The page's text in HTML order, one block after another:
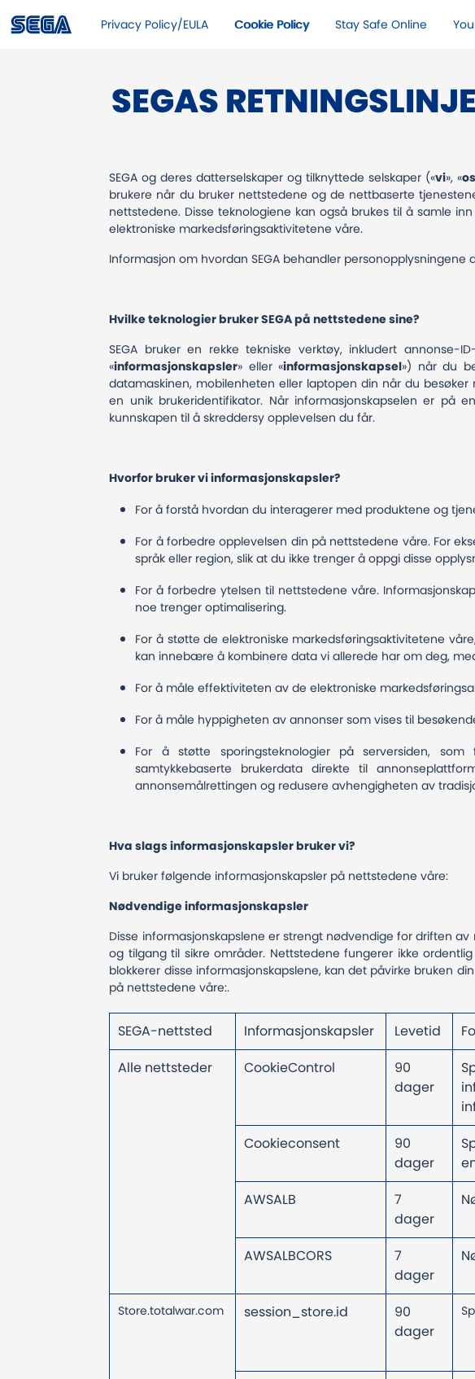
Privacy Policy/EULA Cookie Policy Stay Safe Online​
SEGAS
SEGA og deres datterselskaper og tilknyttede selskaper («vi», «
brukere når du bruker nettstedene og de nettbaserte
nettstedene. Disse teknologiene kan også brukes til å samle
elektroniske markedsføringsaktivitetene våre.
Informasjon om hvordan SEGA behandler
Hvilke teknologier bruker SEGA på nettstedene sine?
SEGA bruker en rekke tekniske verktøy, inkludert annonse-
«informasjonskapsler» eller «informasjonskapsel») når du
datamaskinen, mobilenheten eller laptopen din når du
en unik brukeridentifikator. Når informasjonskapselen er
kunnskapen til å skreddersy opplevelsen du får.
Hvorfor bruker vi informasjonskapsler?
For å forstå hvordan du interagerer med produktene og
For å forbedre opplevelsen din på nettstedene våre. For
språk eller region, slik at du ikke trenger å oppgi disse
For å forbedre ytelsen til nettstedene våre.
noe trenger optimalisering.
For å støtte de elektroniske markedsføringsaktivitetene
kan innebære å kombinere data vi allerede har om deg,
For å måle effektiviteten av de elektroniske
For å måle hyppigheten av annonser som vises til
For å støtte sporingsteknologier på serversiden,
samtykkebaserte brukerdata direkte til
annonsemålrettingen og redusere avhengigheten av
Hva slags informasjonskapsler bruker vi?
Vi bruker følgende informasjonskapsler på nettstedene våre:
Nødvendige informasjonskapsler
Disse informasjonskapslene er strengt nødvendige for driften
og tilgang til sikre områder. Nettstedene fungerer ikke
blokkerer disse informasjonskapslene, kan det påvirke bruken
på nettstedene våre:.
SEGA-nettsted Informasjonskapsler Levetid
Alle nettsteder
CookieControl
90
dager
Cookieconsent
90
dager
AWSALB
7
dager
AWSALBCORS
7
dager
Store.totalwar.com session_store.id
90
dager